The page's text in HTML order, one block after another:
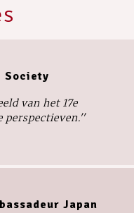
Society
van het 17e
perspectieven.''
Japan